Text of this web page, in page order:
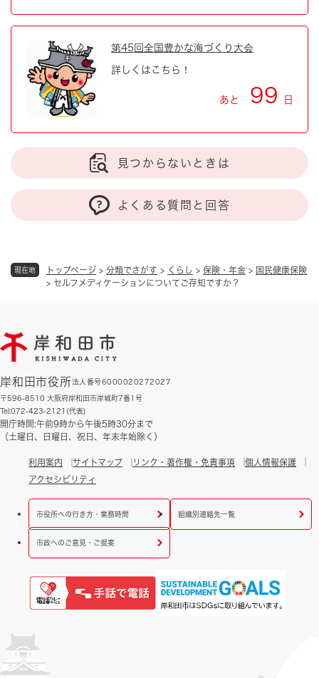
現在地 トップページ > 分類でさがす > くらし > 保険・年金 > 国民健康保険
> セルフメディケーションについてご存知ですか？
第45回全国豊かな海づくり大会
詳しくはこちら！
あと 99 日
見つからないときは
よくある質問と回答
岸和田市役所法人番号6000020272027
〒596-8510 大阪府岸和田市岸城町7番1号
Tel:072-423-2121(代表)
開庁時間:午前9時から午後5時30分まで
（土曜日、日曜日、祝日、年末年始除く）
利用案内 サイトマップ リンク・著作権・免責事項
個人情報保護
アクセシビリティ
市役所への行き方・業務時間 組織別連絡先一覧
市政へのご意見・ご提案